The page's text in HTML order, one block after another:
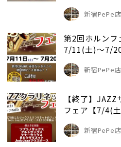
新宿PePe店
第2回ホルンフ
7/11(土)～7/
新宿PePe店
【終了】
フェア【7/4(
新宿PePe店